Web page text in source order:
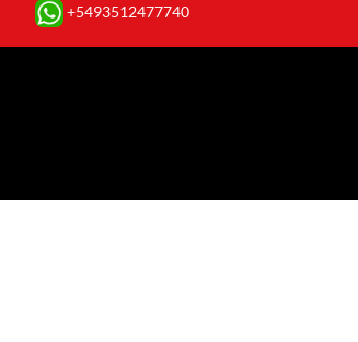
+5493512477740